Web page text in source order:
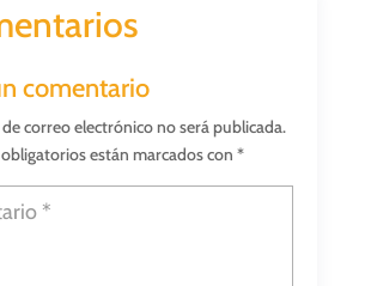
comentario
correo electrónico no será publicada.
están marcados con *